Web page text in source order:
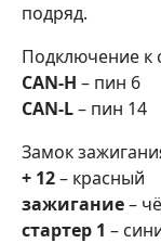
подряд.
Подключение к
CAN-H – пин 6
CAN-L– пин 14
Замок
+ 12– красный
зажигание–
стартер 1 –